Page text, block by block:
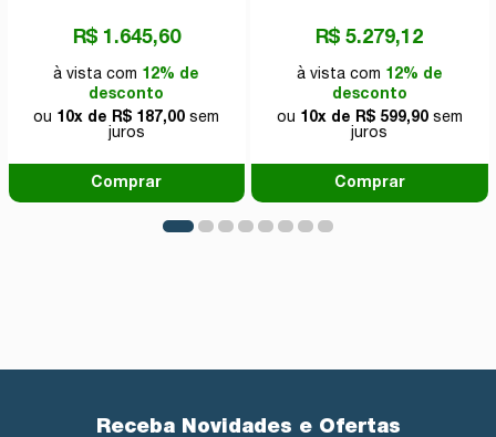
R$ 1.645,60
à vista com 12% de
desconto
ou 10x de R$ 187,00 sem
juros
Comprar
R$ 5.279,12
à vista com 12% de
desconto
ou 10x de R$ 599,90sem
juros
Comprar
Receba Novidades e Ofertas